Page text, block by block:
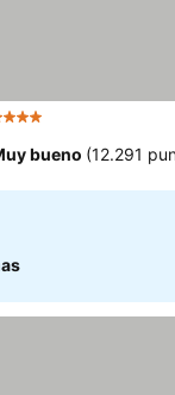
Estrellas
bueno (12.291